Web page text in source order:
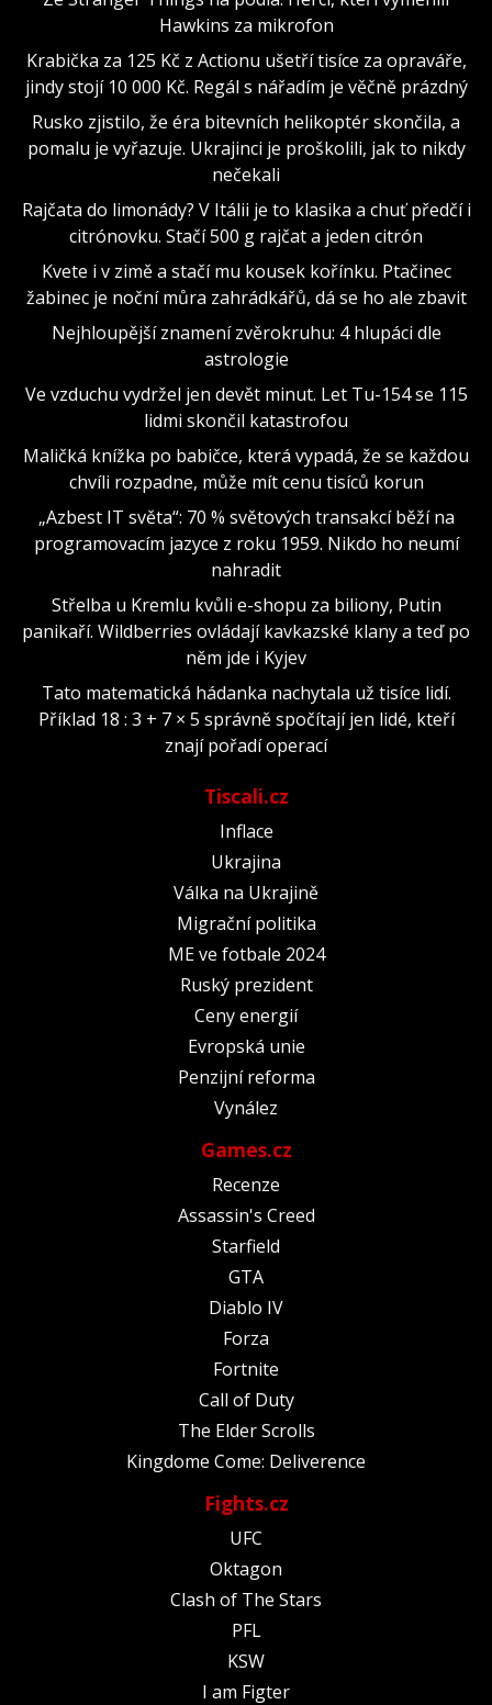
Hawkins za mikrofon
Krabička za 125 Kč z Actionu ušetří tisíce za opraváře,
jindy stojí 10 000 Kč. Regál s nářadím je věčně prázdný
Rusko zjistilo, že éra bitevních helikoptér skončila, a
pomalu je vyřazuje. Ukrajinci je proškolili, jak to nikdy
nečekali
Rajčata do limonády? V Itálii je to klasika a chuť předčí i
citrónovku. Stačí 500 g rajčat a jeden citrón
Kvete i v zimě a stačí mu kousek kořínku. Ptačinec
žabinec je noční můra zahrádkářů, dá se ho ale zbavit
Nejhloupější znamení zvěrokruhu: 4 hlupáci dle
astrologie
Ve vzduchu vydržel jen devět minut. Let Tu-154 se 115
lidmi skončil katastrofou
Maličká knížka po babičce, která vypadá, že se každou
chvíli rozpadne, může mít cenu tisíců korun
„Azbest IT světa“: 70 % světových transakcí běží na
programovacím jazyce z roku 1959. Nikdo ho neumí
nahradit
Střelba u Kremlu kvůli e-shopu za biliony, Putin
panikaří. Wildberries ovládají kavkazské klany a teď po
něm jde i Kyjev
Tato matematická hádanka nachytala už tisíce lidí.
Příklad 18 : 3 + 7 × 5 správně spočítají jen lidé, kteří
znají pořadí operací
Tiscali.cz
Inflace
Ukrajina
Válka na Ukrajině
Migrační politika
ME ve fotbale 2024
Ruský prezident
Ceny energií
Evropská unie
Penzijní reforma
Vynález
Games.cz
Recenze
Assassin's Creed
Starfield
GTA
Diablo IV
Forza
Fortnite
Call of Duty
The Elder Scrolls
Kingdome Come: Deliverence
Fights.cz
UFC
Oktagon
Clash of The Stars
PFL
KSW
I am Figter